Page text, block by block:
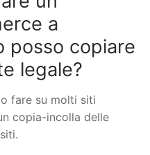
a
posso copiare
legale?
fare su molti siti
copia-incolla delle